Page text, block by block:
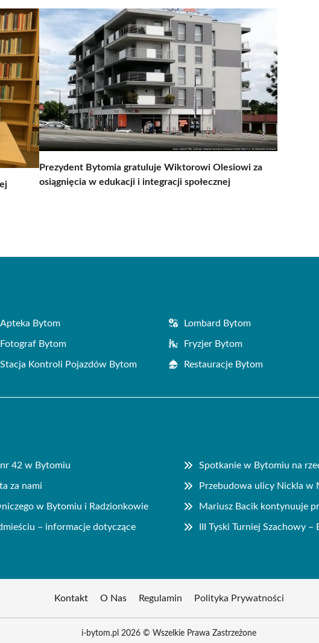
Prezydent Bytomia gratuluje Wiktorowi Olesiowi za
osiągnięcia w edukacji i integracji społecznej
Apteka Bytom Lombard Bytom
Fotograf Bytom Fryzjer Bytom
Stacja Kontroli Pojazdów Bytom Restauracje Bytom
42 w Bytomiu Spotkanie w Bytomiu na
za nami Przebudowa ulicy Nickla w
w Bytomiu i Radzionkowie Mariusz Bacik kontynuuje
– informacje dotyczące
III Tyski Turniej Szachowy
Kontakt O Nas Regulamin Polityka Prywatności
i-bytom.pl 2026 © Wszelkie Prawa Zastrzeżone